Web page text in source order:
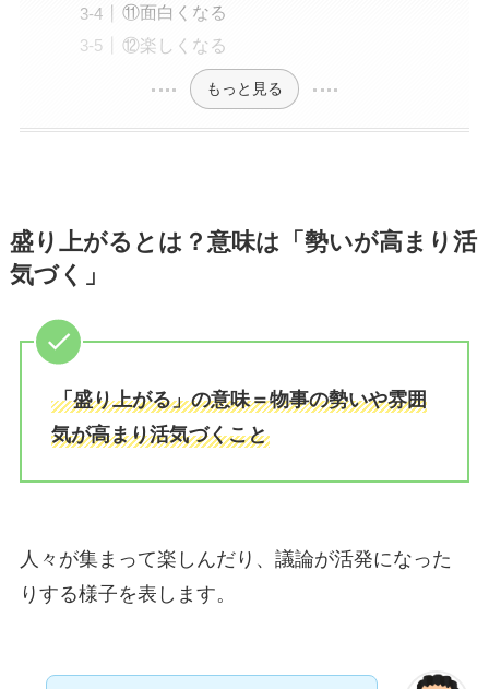
⑪面白くなる
⑫楽しくなる
もっと見る
盛り上がるとは？意味は「勢いが高まり活
気づく」
「盛り上がる」の意味＝物事の勢いや雰囲
気が高まり活気づくこと
人々が集まって楽しんだり、議論が活発になった
りする様子を表します。